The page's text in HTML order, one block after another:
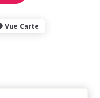
Vue Carte